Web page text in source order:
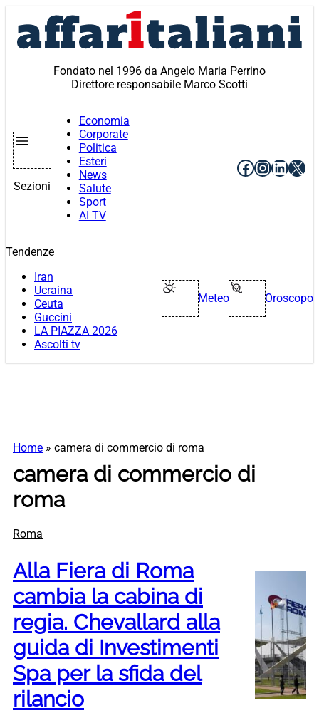
contenuto
Fondato nel 1996 da Angelo Maria Perrino
Direttore responsabile Marco Scotti
Sezioni
Economia
Corporate
Politica
Esteri
News
Salute
Sport
AI TV
Facebook
X
Tendenze
Iran
Ucraina
Ceuta
Guccini
LA PIAZZA 2026
Ascolti tv
Meteo Oroscopo
Home » camera di commercio di roma
camera di commercio di
roma
Roma
Alla Fiera di Roma
cambia la cabina di
regia. Chevallard alla
guida di Investimenti
Spa per la sfida del
rilancio